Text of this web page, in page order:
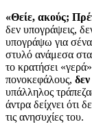
«Θείε, ακούς;
δεν υπογράψεις,
υπογράψω για
στυλό ανάμεσα στα
το κρατήσει
πονοκεφάλους,
υπάλληλος
άντρα δείχνει ότι
τις ανησυχίες του.